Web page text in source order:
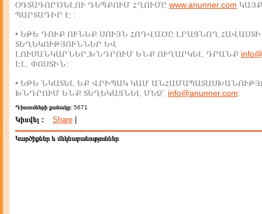
ՕԳՏԱԳՈՐԾԵԼՈՒ ԴԵՊՔՈՒՄ ՀՂՈՒՄԸ www.anunner.com
ՊԱՐՏԱԴԻՐ Է :
• ԵԹԵ ԴՈՒՔ ՈՒՆԵՔ ՍՈՒՅՆ ՀՈԴՎԱԾԸ ԼՐԱՑՆՈՂ ՀԱՎԱՍՏԻ
ՏԵՂԵԿՈՒԹՅՈՒՆՆԵՐ ԵՎ
ԼՈՒՍԱՆԿԱՐՆԵՐ,ԽՆԴՐՈՒՄ ԵՆՔ ՈՒՂԱՐԿԵԼ ԴՐԱՆՔ
ԷԼ. ՓՈՍՏԻՆ:
• ԵԹԵ ՆԿԱՏԵԼ ԵՔ ՎՐԻՊԱԿ ԿԱՄ
ԽՆԴՐՈՒՄ ԵՆՔ ՏԵՂԵԿԱՑՆԵԼ ՄԵԶ` info@anunner.com:
Դիտումների քանակը: 5671
Կիսվել : Share
Կարծիքներ և մեկնաբանություններ